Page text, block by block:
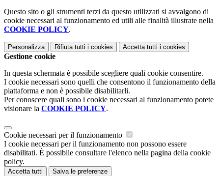
Questo sito o gli strumenti terzi da questo utilizzati si avvalgono di
cookie necessari al funzionamento ed utili alle finalità illustrate nella
COOKIE POLICY.
Personalizza Rifiuta tutti i cookies Accetta tutti i cookies
Gestione cookie
In questa schermata è possibile scegliere quali cookie consentire.
I cookie necessari sono quelli che consentono il funzionamento della
piattaforma e non è possibile disabilitarli.
Per conoscere quali sono i cookie necessari al funzionamento potete
visionare la COOKIE POLICY.
Cookie necessari per il funzionamento
I cookie necessari per il funzionamento non possono essere
disabilitati. È possibile consultare l'elenco nella pagina della cookie
policy.
Accetta tutti Salva le preferenze